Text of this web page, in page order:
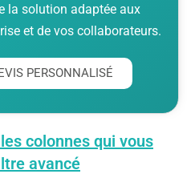
la solution adaptée aux
et de vos collaborateurs.
PERSONNALISÉ
colonnes qui vous
avancé